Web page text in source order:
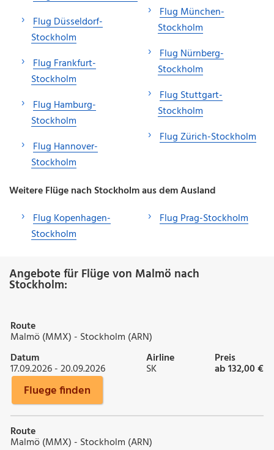
Flug Düsseldorf-
Stockholm
Flug Frankfurt-
Stockholm
Flug Hamburg-
Stockholm
Flug Hannover-
Stockholm
Flug München-
Stockholm
Flug Nürnberg-
Stockholm
Flug Stuttgart-
Stockholm
Flug Zürich-Stockholm
Weitere Flüge nach Stockholm aus dem Ausland
Flug Kopenhagen-
Stockholm
Flug Prag-Stockholm
Angebote für Flüge von Malmö nach
Stockholm:
Route
Malmö (MMX) - Stockholm (ARN)
Datum
17.09.2026 - 20.09.2026
Airline
SK
Preis
ab 132,00 €
Fluege finden
Route
Malmö (MMX) - Stockholm (ARN)